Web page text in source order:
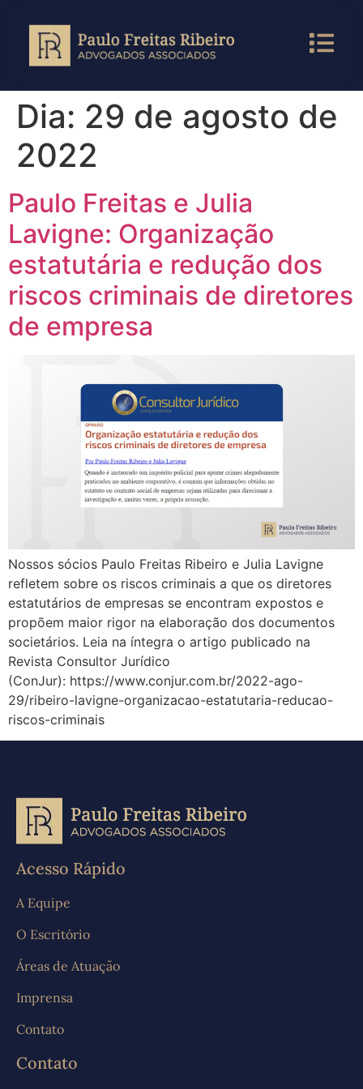
Dia: 29 de agosto de
2022
Paulo Freitas e Julia
Lavigne: Organização
estatutária e redução dos
riscos criminais de diretores
de empresa
Nossos sócios Paulo Freitas Ribeiro e Julia Lavigne
refletem sobre os riscos criminais a que os diretores
estatutários de empresas se encontram expostos e
propõem maior rigor na elaboração dos documentos
societários. Leia na íntegra o artigo publicado na
Revista Consultor Jurídico
(ConJur): https://www.conjur.com.br/2022-ago-
29/ribeiro-lavigne-organizacao-estatutaria-reducao-
riscos-criminais
Acesso Rápido
A Equipe
O Escritório
Áreas de Atuação
Imprensa
Contato
Contato